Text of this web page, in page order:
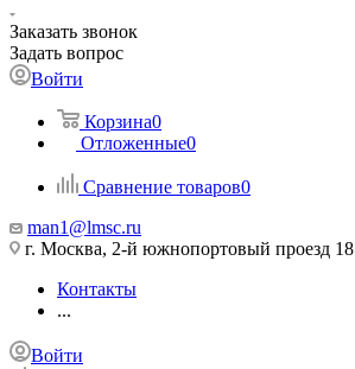
Заказать звонок
Задать вопрос
Войти
Корзина0
Отложенные0
Сравнение товаров0
man1@lmsc.ru
г. Москва, 2-й южнопортовый проезд 18
Контакты
...
Войти